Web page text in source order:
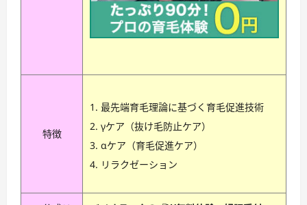
特徴
最先端育毛理論に基づく育毛促進技術
γケア（抜け毛防止ケア）
αケア（育毛促進ケア）
リラクゼーション